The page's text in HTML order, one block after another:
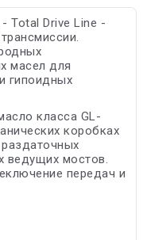
Total Drive Line -
масел для
гипоидных
класса GL-
коробках
ведущих мостов.
передач и